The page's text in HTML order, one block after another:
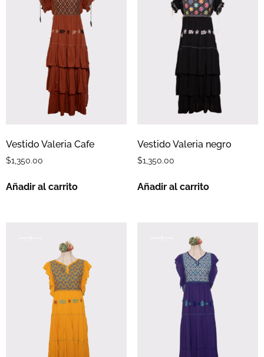
Vestido Valeria Cafe
$1,350.00
Añadir al carrito
Vestido Valeria negro
$1,350.00
Añadir al carrito